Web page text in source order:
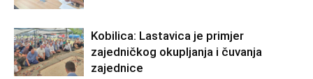
Kobilica: Lastavica je primjer
zajedničkog okupljanja i čuvanja
zajednice